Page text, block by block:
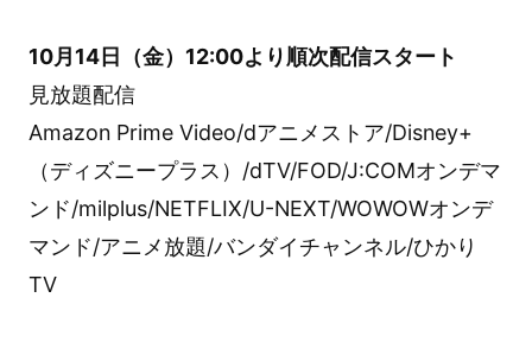
10月14日（金）12:00より順次配信スタート
見放題配信
Amazon Prime Video/dアニメストア/Disney+
（ディズニープラス）/dTV/FOD/J:COMオンデマ
ンド/milplus/NETFLIX/U-NEXT/WOWOWオンデ
マンド/アニメ放題/バンダイチャンネル/ひかり
TV